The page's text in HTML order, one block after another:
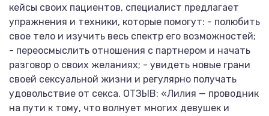
кейсы своих пациентов, специалист предлагает
упражнения и техники, которые помогут: - полюбить
свое тело и изучить весь спектр его возможностей;
- переосмыслить отношения с партнером и начать
разговор о своих желаниях; - увидеть новые грани
своей сексуальной жизни и регулярно получать
удовольствие от секса. ОТЗЫВ: «Лилия — проводник
на пути к тому, что волнует многих девушек и